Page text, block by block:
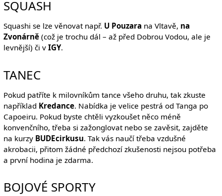
SQUASH
Squashi se lze věnovat např. U Pouzara na Vltavě, na
Zvonárně(což je trochu dál – až před Dobrou Vodou, ale je
levnější) či v IGY.
TANEC
Pokud patříte k milovníkům tance všeho druhu, tak zkuste
například Kredance. Nabídka je velice pestrá od Tanga po
Capoeiru. Pokud byste chtěli vyzkoušet něco méně
konvenčního, třeba si zažonglovat nebo se zavěsit, zajděte
na kurzy BUDEcirkusu. Tak vás naučí třeba vzdušné
akrobacii, přitom žádné předchozí zkušenosti nejsou potřeba
a první hodina je zdarma.
BOJOVÉ SPORTY